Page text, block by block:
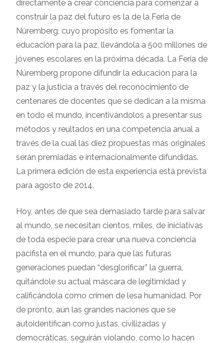
directamente a crear conciencia para comenzar a
construir la paz del futuro es la de la Feria de
Núremberg, cuyo propósito es fomentar la
educación para la paz, llevándola a 500 millones de
jóvenes escolares en la próxima década. La Feria de
Núremberg propone difundir la educación para la
paz y la justicia a través del reconocimiento de
centenares de docentes que se dedican a la misma
en todo el mundo, incentivándolos a presentar sus
métodos y reultados en una competencia anual a
través de la cual las diez propuestas más originales
serán premiadas e internacionalmente difundidas.
La primera edición de esta experiencia está prevista
para agosto de 2014.
Hoy, antes de que sea demasiado tarde para salvar
al mundo, se necesitan cientos, miles, de iniciativas
de toda especie para crear una nueva conciencia
pacifista en el mundo, para que las futuras
generaciones puedan “desglorificar” la guerra,
quitándole su actual máscara de legitimidad y
calificándola como crimen de lesa humanidad. Por
de pronto, aún las grandes naciones que se
autoidentifican como justas, civilizadas y
democráticas, seguirán violando, como lo hacen